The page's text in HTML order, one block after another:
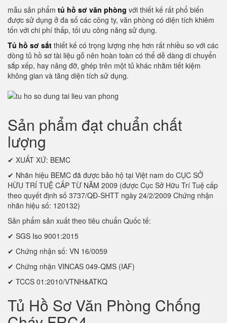
mẫu sản phẩm tủ hồ sơ văn phòng với thiết kế rất phổ biến
được sử dụng ở đa số các công ty, văn phòng có diện tích khiêm
tốn với chi phí thấp, tối ưu công năng sử dụng.
Tủ hồ sơ sắt thiết kế có trọng lượng nhẹ hơn rất nhiều so với các
dòng tủ hồ sơ tài liệu gỗ nên hoàn toàn có thể dễ dàng di chuyển
sắp xếp, hay nâng đỡ, ghép trên một tủ khác nhằm tiết kiệm
không gian và tăng diện tích sử dụng.
Sản phẩm đạt chuẩn chất
lượng
✔ XUẤT XỨ: BEMC
✔ Nhãn hiệu BEMC đã được bảo hộ tại Việt nam do CỤC SỞ
HỮU TRÍ TUỆ CẤP TỪ NĂM 2009 (được Cục Sở Hữu Trí Tuệ cấp
theo quyết định số 3737/QĐ-SHTT ngày 24/2/2009 Chứng nhận
nhãn hiệu số: 120132)
Sản phẩm sản xuất theo tiêu chuẩn Quốc tế:
✔ SGS Iso 9001:2015
✔ Chứng nhận số: VN 16/0059
✔ Chứng nhận VINCAS 049-QMS (IAF)
✔ TCCS 01:2010/VTNH&ATKQ
Tủ Hồ Sơ Văn Phòng Chống